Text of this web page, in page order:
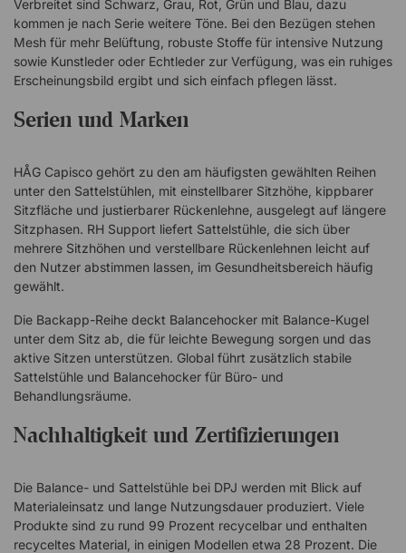
Verbreitet sind Schwarz, Grau, Rot, Grün und Blau, dazu
kommen je nach Serie weitere Töne. Bei den Bezügen stehen
Mesh für mehr Belüftung, robuste Stoffe für intensive Nutzung
sowie Kunstleder oder Echtleder zur Verfügung, was ein ruhiges
Erscheinungsbild ergibt und sich einfach pflegen lässt.
Serien und Marken
HÅG Capisco gehört zu den am häufigsten gewählten Reihen
unter den Sattelstühlen, mit einstellbarer Sitzhöhe, kippbarer
Sitzfläche und justierbarer Rückenlehne, ausgelegt auf längere
Sitzphasen. RH Support liefert Sattelstühle, die sich über
mehrere Sitzhöhen und verstellbare Rückenlehnen leicht auf
den Nutzer abstimmen lassen, im Gesundheitsbereich häufig
gewählt.
Die Backapp-Reihe deckt Balancehocker mit Balance-Kugel
unter dem Sitz ab, die für leichte Bewegung sorgen und das
aktive Sitzen unterstützen. Global führt zusätzlich stabile
Sattelstühle und Balancehocker für Büro- und
Behandlungsräume.
Nachhaltigkeit und Zertifizierungen
Die Balance- und Sattelstühle bei DPJ werden mit Blick auf
Materialeinsatz und lange Nutzungsdauer produziert. Viele
Produkte sind zu rund 99 Prozent recycelbar und enthalten
recyceltes Material, in einigen Modellen etwa 28 Prozent. Die